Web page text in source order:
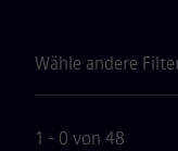
Wähle andere
1 - 0 von 48